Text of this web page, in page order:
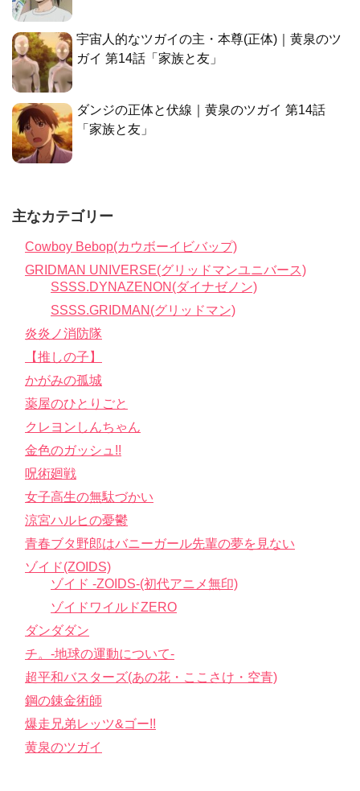
宇宙人的なツガイの主・本尊(正体)｜黄泉のツ
ガイ 第14話「家族と友」
ダンジの正体と伏線｜黄泉のツガイ 第14話
「家族と友」
主なカテゴリー
Cowboy Bebop(カウボーイビバップ)
GRIDMAN UNIVERSE(グリッドマンユニバース)
SSSS.DYNAZENON(ダイナゼノン)
SSSS.GRIDMAN(グリッドマン)
炎炎ノ消防隊
【推しの子】
かがみの孤城
薬屋のひとりごと
クレヨンしんちゃん
金色のガッシュ!!
呪術廻戦
女子高生の無駄づかい
涼宮ハルヒの憂鬱
青春ブタ野郎はバニーガール先輩の夢を見ない
ゾイド(ZOIDS)
ゾイド -ZOIDS-(初代アニメ無印)
ゾイドワイルドZERO
ダンダダン
チ。-地球の運動について-
超平和バスターズ(あの花・ここさけ・空青)
鋼の錬金術師
爆走兄弟レッツ&ゴー!!
黄泉のツガイ